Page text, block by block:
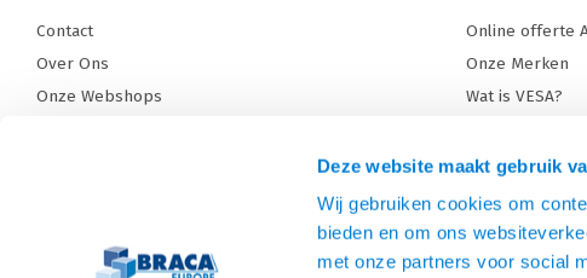
Deze website maakt gebruik
Wij gebruiken cookies om
bieden en om ons
met onze partners voor social
Contact
Over Ons
Onze Webshops
Betaalmethoden en voorwaarden
Online offerte
Onze Merken
Wat is VESA?
TV standaard
TV lift keuzehulp
Monitorarm
SiteMap